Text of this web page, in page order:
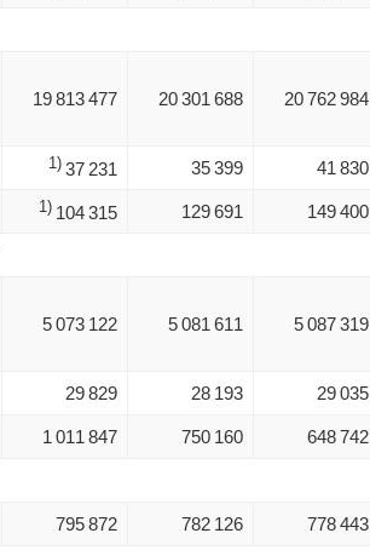
19 813 477 20 301 688 20 762 984
1) 37 231 35 399 41 830
1) 104 315 129 691 149 400
5 073 122 5 081 611 5 087 319
29 829 28 193 29 035
1 011 847 750 160 648 742
795 872 782 126 778 443